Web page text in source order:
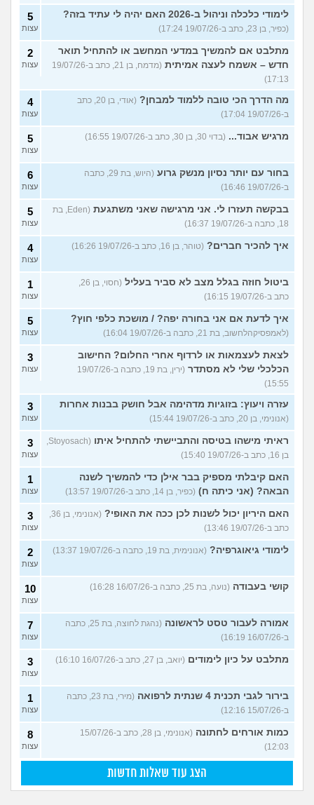
לימודי כלכלה וניהול ב-2026 האם יהיה לי עתיד בזה?
(כפיר, בן 23, כתב ב-19/07/26 17:24)
5
עצות
מתלבט אם להמשיך במדעי המחשב או להתחיל תואר
חדש – אשמח לעצה אמיתית
(מדמח, בן 21, כתב ב-19/07/26
17:13)
2
עצות
מה הדרך הכי טובה ללמוד למבחן?
(אודי, בן 20, כתב
ב-19/07/26 17:04)
4
עצות
מרגיש אבוד... (בדוי 30, בן 30, כתב ב-19/07/26 16:55) 5
עצות
בחור עם יותר נסיון מנשק גרוע
(היוש, בת 29, כתבה
ב-19/07/26 16:46)
6
עצות
בבקשה תעזרו לי. אני מרגישה שאני משתגעת
(Eden, בת
18, כתבה ב-19/07/26 16:37)
5
עצות
איך להכיר חברים? (טוהר, בן 16, כתב ב-19/07/26 16:26) 4
עצות
ביטול חוזה בגלל מצב לא סביר בעליל
(חסוי, בן 26,
כתב ב-19/07/26 16:15)
1
עצות
איך לדעת אם אני בחורה יפה? / מושכת כלפי חוץ?
(לאמפסיקהלחשוב, בת 21, כתבה ב-19/07/26 16:04)
5
עצות
לצאת לעצמאות או לרדוף אחרי החלום? החישוב
הכלכלי שלי לא מסתדר
(ירין, בת 19, כתבה ב-19/07/26
15:55)
3
עצות
עזרה ויעוץ: בזוגיות מדהימה אבל חושק בבנות אחרות
(אנונימי, בן 20, כתב ב-19/07/26 15:44)
3
עצות
ראיתי מישהו בטיסה והתביישתי להתחיל איתו
(Stoyosach,
בן 16, כתב ב-19/07/26 15:40)
3
עצות
האם קיבלתי מספיק בבר אילן כדי להמשיך לשנה
הבאה? (אני כיתה ח) (כפיר, בן 14, כתב ב-19/07/26 13:57)
1
עצות
האם היריון יכול לשנות לכן ככה את האופי?
(אנונימי, בן 36,
כתב ב-19/07/26 13:46)
3
עצות
לימודי גיאוגרפיה? (אנונימית, בת 19, כתבה ב-19/07/26 13:37) 2
עצות
קושי בעבודה (נועה, בת 25, כתבה ב-16/07/26 16:28) 10
עצות
אמורה לעבור טסט לראשונה
(נהגת לחוצה, בת 25, כתבה
ב-16/07/26 16:19)
7
עצות
מתלבט על כיון לימודים (יואב, בן 27, כתב ב-16/07/26 16:10) 3
עצות
בירור לגבי תכנית 4 שנתית לרפואה
(מירי, בת 23, כתבה
ב-15/07/26 12:16)
1
עצות
כמות אורחים לחתונה
(אנונימי, בן 28, כתב ב-15/07/26
12:03)
8
עצות
הצג עוד שאלות חדשות